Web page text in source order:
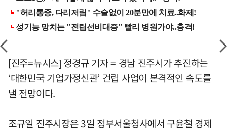
[진주=뉴시스] 정경규 기자 = 경남 진주시가 추진하는
‘대한민국 기업가정신관’ 건립 사업이 본격적인 속도를
낼 전망이다.
조규일 진주시장은 3일 정부서울청사에서 구윤철 경제